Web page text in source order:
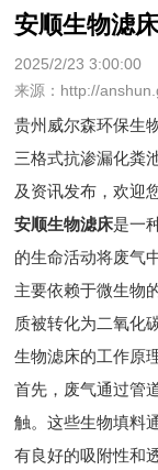
安顺生物滤
2025/2/23 3:00:00
来源：http://
贵州威尔森环保生
三格式抗渗漏化粪
及资讯发布，欢迎
安顺生物滤床是一
的生命活动将废气
主要依赖于微生物
质被转化为二氧化
生物滤床的工作原
首先，废气通过管
触。这些生物填料
有良好的吸附性和